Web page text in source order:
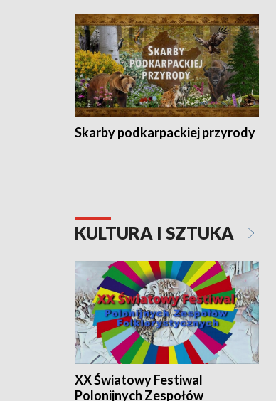
Skarby podkarpackiej przyrody
KULTURA I SZTUKA
XX Światowy Festiwal
Polonijnych Zespołów